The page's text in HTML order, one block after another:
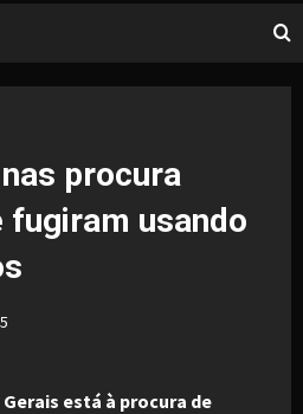
procura
fugiram usando
está à procura de